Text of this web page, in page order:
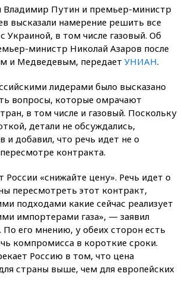
Владимир Путин и премьер-министр
высказали намерение решить все
Украиной, в том числе газовый. Об
министр Николай Азаров после
и Медведевым, передает УНИАН.
лидерами было высказано
вопросы, которые омрачают
в том числе и газовый. Поскольку
детали не обсуждались,
и добавил, что речь идет не о
контракта.
России «снижайте цену». Речь идет о
пересмотреть этот контракт,
подходами какие сейчас реализует
импортерами газа», — заявил
его мнению, у обеих сторон есть
компромисса в короткие сроки.
Россию в том, что цена
страны выше, чем для европейских